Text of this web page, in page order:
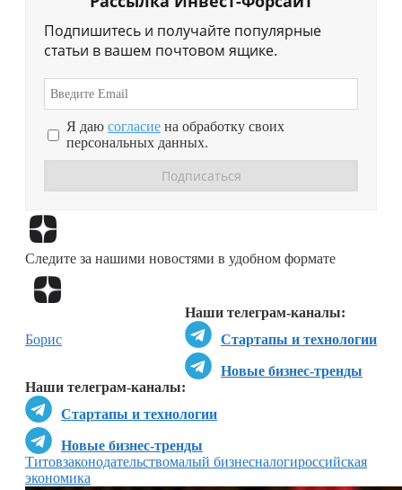
Подпишитесь и получайте популярные
статьи в вашем почтовом ящике.
Я даю согласие на обработку своих
персональных данных.
Следите за нашими новостями в удобном формате
Наши телеграм-каналы:
Стартапы и технологии
Новые бизнес-тренды
Наши телеграм-каналы:
Стартапы и технологии
Новые бизнес-тренды
Борис
Титовзаконодательствомалый бизнесналогироссийская
экономика